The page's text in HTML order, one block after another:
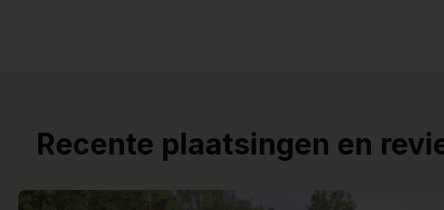
Recente plaatsingen en